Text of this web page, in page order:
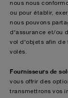
nous nous
ou pour établir,
nous pouvons
d'assurance et/ou
vol d'objets afin de
volés.
Fournisseurs de
vous offrir des
transmettrons vos